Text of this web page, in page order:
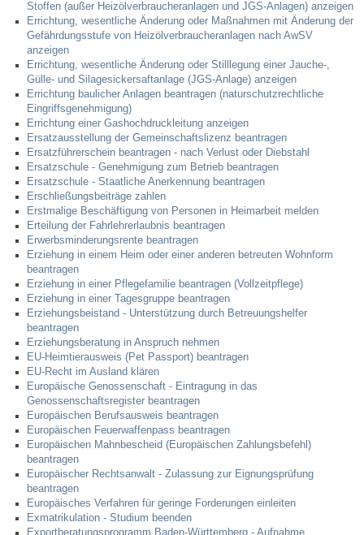
Stoffen (außer Heizölverbraucheranlagen und JGS-Anlagen) anzeigen
Errichtung, wesentliche Änderung oder Maßnahmen mit Änderung der
Gefährdungsstufe von Heizölverbraucheranlagen nach AwSV
anzeigen
Errichtung, wesentliche Änderung oder Stilllegung einer Jauche-,
Gülle- und Silagesickersaftanlage (JGS-Anlage) anzeigen
Errichtung baulicher Anlagen beantragen (naturschutzrechtliche
Eingriffsgenehmigung)
Errichtung einer Gashochdruckleitung anzeigen
Ersatzausstellung der Gemeinschaftslizenz beantragen
Ersatzführerschein beantragen - nach Verlust oder Diebstahl
Ersatzschule - Genehmigung zum Betrieb beantragen
Ersatzschule - Staatliche Anerkennung beantragen
Erschließungsbeiträge zahlen
Erstmalige Beschäftigung von Personen in Heimarbeit melden
Erteilung der Fahrlehrerlaubnis beantragen
Erwerbsminderungsrente beantragen
Erziehung in einem Heim oder einer anderen betreuten Wohnform
beantragen
Erziehung in einer Pflegefamilie beantragen (Vollzeitpflege)
Erziehung in einer Tagesgruppe beantragen
Erziehungsbeistand - Unterstützung durch Betreuungshelfer
beantragen
Erziehungsberatung in Anspruch nehmen
EU-Heimtierausweis (Pet Passport) beantragen
EU-Recht im Ausland klären
Europäische Genossenschaft - Eintragung in das
Genossenschaftsregister beantragen
Europäischen Berufsausweis beantragen
Europäischen Feuerwaffenpass beantragen
Europäischen Mahnbescheid (Europäischen Zahlungsbefehl)
beantragen
Europäischer Rechtsanwalt - Zulassung zur Eignungsprüfung
beantragen
Europäisches Verfahren für geringe Forderungen einleiten
Exmatrikulation - Studium beenden